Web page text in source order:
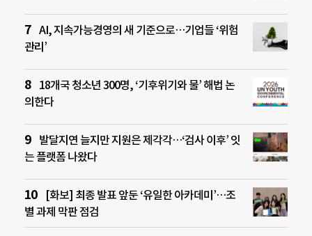
AI, 지속가능경영의 새 기준으로…기업들 ‘위험
관리’
18개국 청소년 300명, ‘기후위기와 물’ 해법 논
의한다
발달지연 늘지만 지원은 제각각…‘검사 이후’ 잇
는 플랫폼 나왔다
[화보] 최종 발표 앞둔 ‘유일한 아카데미’…조
별 과제 막판 점검